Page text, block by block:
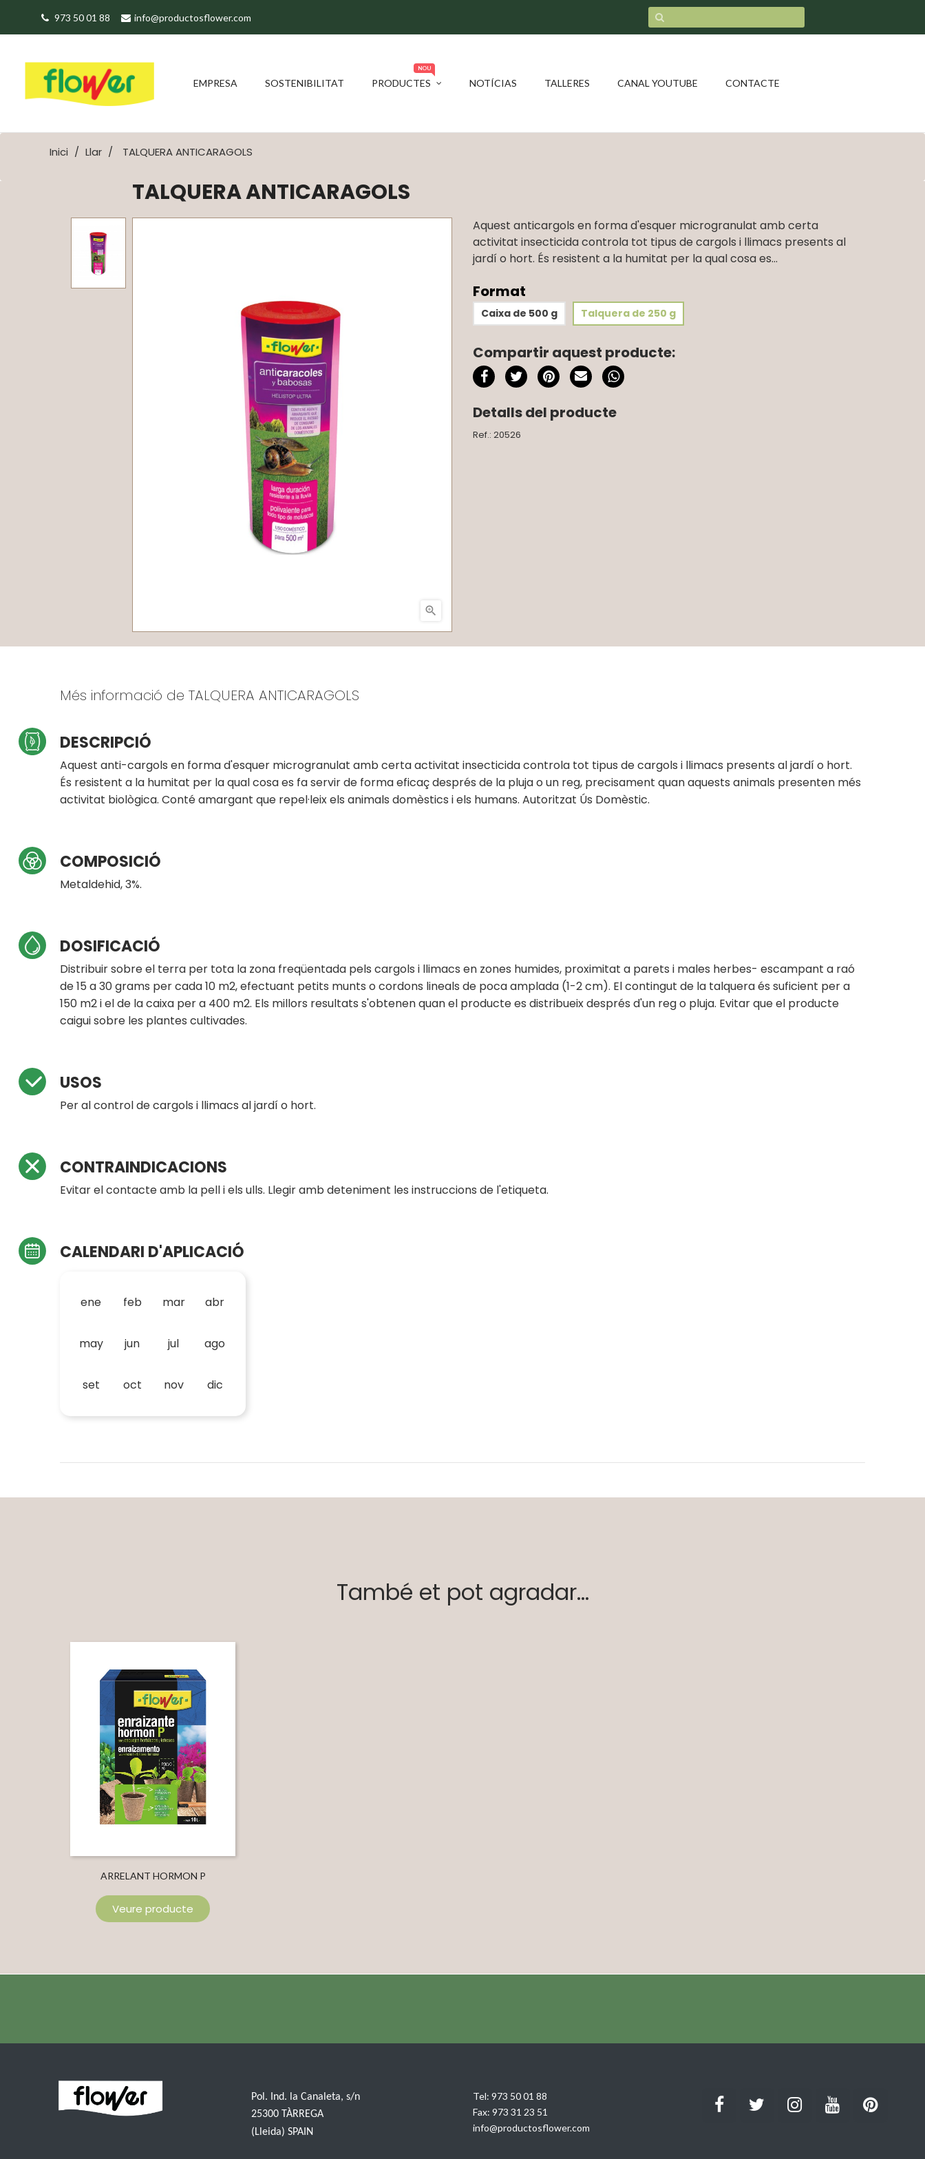
973 50 01 88 info@productosflower.com
EMPRESA SOSTENIBILITAT PRODUCTES
NOU
NOTÍCIAS TALLERES CANAL YOUTUBE CONTACTE
Inici Llar TALQUERA ANTICARAGOLS
TALQUERA ANTICARAGOLS

Aquest anticargols en forma d'esquer microgranulat amb certa
activitat insecticida controla tot tipus de cargols i llimacs presents al
jardí o hort. És resistent a la humitat per la qual cosa es...
Format
Caixa de 500 g Talquera de 250 g
Compartir aquest producte:
Detalls del producte
Ref.: 20526
Més informació de TALQUERA ANTICARAGOLS
DESCRIPCIÓ
Aquest anti-cargols en forma d'esquer microgranulat amb certa activitat insecticida controla tot tipus de cargols i llimacs presents al jardí o hort.
És resistent a la humitat per la qual cosa es fa servir de forma eficaç després de la pluja o un reg, precisament quan aquests animals presenten més
activitat biològica. Conté amargant que repel·leix els animals domèstics i els humans. Autoritzat Ús Domèstic.
COMPOSICIÓ
Metaldehid, 3%.
DOSIFICACIÓ
Distribuir sobre el terra per tota la zona freqüentada pels cargols i llimacs en zones humides, proximitat a parets i males herbes- escampant a raó
de 15 a 30 grams per cada 10 m2, efectuant petits munts o cordons lineals de poca amplada (1-2 cm). El contingut de la talquera és suficient per a
150 m2 i el de la caixa per a 400 m2. Els millors resultats s'obtenen quan el producte es distribueix després d'un reg o pluja. Evitar que el producte
caigui sobre les plantes cultivades.
USOS
Per al control de cargols i llimacs al jardí o hort.
CONTRAINDICACIONS
Evitar el contacte amb la pell i els ulls. Llegir amb deteniment les instruccions de l'etiqueta.
CALENDARI D'APLICACIÓ
ene feb mar abr
may jun jul ago
set oct nov dic
També et pot agradar...
ARRELANT HORMON P
Veure producte
Pol. Ind. la Canaleta, s/n
25300 TÀRREGA
(Lleida) SPAIN
Tel: 973 50 01 88
Fax: 973 31 23 51
info@productosflower.com